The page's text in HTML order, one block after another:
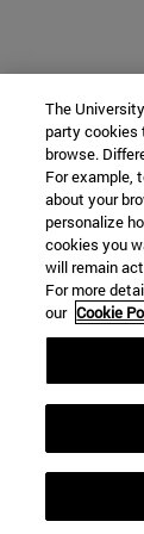
The
party cookies
browse.
For example,
about your
personalize
cookies you
will remain
For more
our Cookie